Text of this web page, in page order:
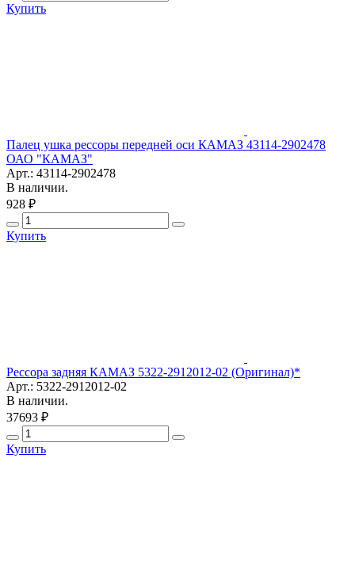
Купить
Палец ушка рессоры передней оси КАМАЗ 43114-2902478
ОАО "КАМАЗ"
Арт.: 43114-2902478
В наличии.
928 ₽
Купить
Рессора задняя КАМАЗ 5322-2912012-02 (Оригинал)*
Арт.: 5322-2912012-02
В наличии.
37693 ₽
Купить